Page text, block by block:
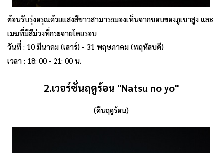
ต้อนรับรุ่งอรุณด้วยแสงสีขาวสามารถมองเห็นจากขอบของภูเขาสูง และ
เมฆที่มีสีม่วงที่กระจายโดยรอบ
วันที่ : 10 มีนาคม (เสาร์) - 31 พฤษภาคม (พฤหัสบดี)
เวลา : 18: 00 - 21: 00 น.
2.เวอร์ชั่นฤดูร้อน "Natsu no yo"
(คืนฤดูร้อน)